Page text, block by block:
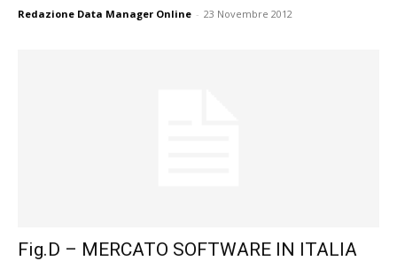
Redazione Data Manager Online - 23 Novembre 2012
Fig.D – MERCATO SOFTWARE IN ITALIA